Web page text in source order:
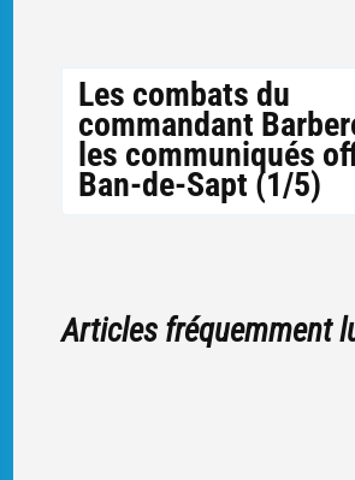
Les combats du
commandant
les communiqués
Ban-de-Sapt (1/5)
Articles fréquemment